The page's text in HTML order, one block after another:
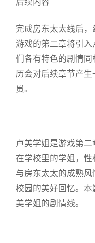
完成房东太太线后，
游戏的第二章将引
们各有特色的剧情
历会对后续章节产
贯。
卢美学姐是游戏第
在学校里的学姐，性
与房东太太的成熟
校园的美好回忆。
美学姐的剧情线。